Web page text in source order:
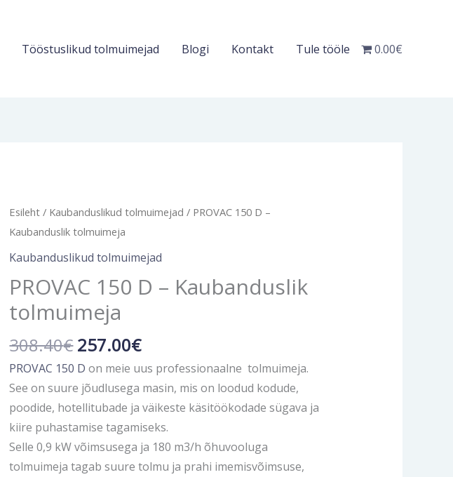
Tööstuslikud tolmuimejad Blogi Kontakt Tule tööle 0.00€
Esileht / Kaubanduslikud tolmuimejad / PROVAC 150 D –
Kaubanduslik tolmuimeja
Kaubanduslikud tolmuimejad
PROVAC 150 D – Kaubanduslik
tolmuimeja
308.40€
Algne
hind
oli:
257.00€
Current
is:
257.00€.
PROVAC 150 D on meie uus professionaalne tolmuimeja.
See on suure jõudlusega masin, mis on loodud kodude,
poodide, hotellitubade ja väikeste käsitöökodade sügava ja
kiire puhastamise tagamiseks.
Selle 0,9 kW võimsusega ja 180 m3/h õhuvooluga
tolmuimeja tagab suure tolmu ja prahi imemisvõimsuse,
PROVAC
150
D
Kaubanduslik
tolmuimeja